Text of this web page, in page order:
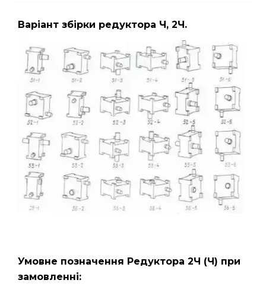
Варіант збірки редуктора Ч, 2Ч.
Умовне позначення Редуктора 2Ч (Ч) при
замовленні: